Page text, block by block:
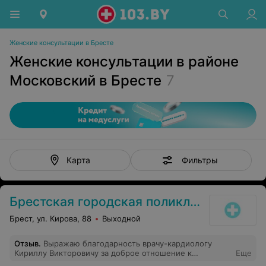
Женские консультации в Бресте
Женские консультации в районе
Московский в Бресте 7
Карта Фильтры
Брестская городская поликлиника №1
Брест, ул. Кирова, 88 Выходной
Отзыв. Выражаю благодарность врачу-кардиологу
Кириллу Викторовичу за доброе отношение к
Еще